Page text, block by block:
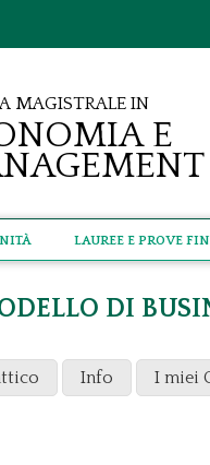
Magistrale in
e
Lauree e Prove
DI
Info I miei